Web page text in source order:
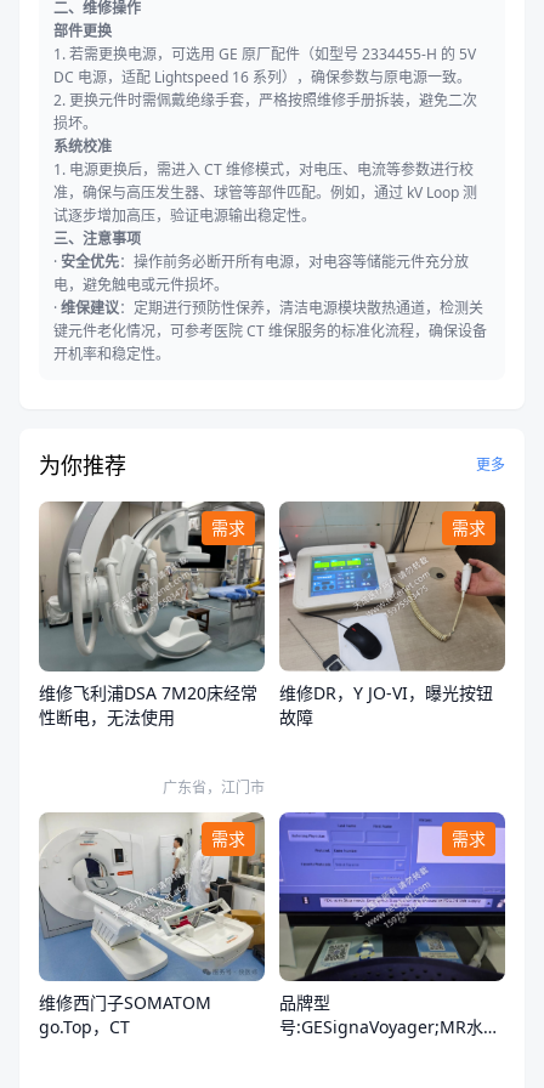
二、维修操作
部件更换
1. 若需更换电源，可选用 GE 原厂配件（如型号 2334455-H 的 5V
DC 电源，适配 Lightspeed 16 系列），确保参数与原电源一致。
2. 更换元件时需佩戴绝缘手套，严格按照维修手册拆装，避免二次
损坏。
系统校准
1. 电源更换后，需进入 CT 维修模式，对电压、电流等参数进行校
准，确保与高压发生器、球管等部件匹配。例如，通过 kV Loop 测
试逐步增加高压，验证电源输出稳定性。
三、注意事项
·安全优先：操作前务必断开所有电源，对电容等储能元件充分放
电，避免触电或元件损坏。
·维保建议：定期进行预防性保养，清洁电源模块散热通道，检测关
键元件老化情况，可参考医院 CT 维保服务的标准化流程，确保设备
开机率和稳定性。
为你推荐 更多
需求
维修飞利浦DSA 7M20床经常
性断电，无法使用
广东省，江门市
需求
维修DR，Y JO-VI，曝光按钮
故障
需求
维修西门子SOMATOM
go.Top，CT
需求
品牌型
号:GESignaVoyager;MR水冷